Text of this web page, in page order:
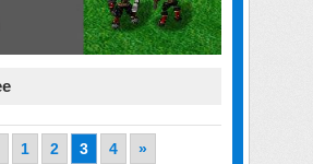
1 2 3 4 »